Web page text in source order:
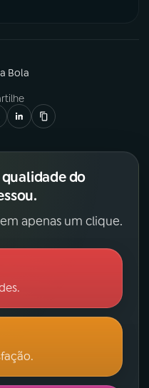
Bola
qualidade do
apenas um clique.